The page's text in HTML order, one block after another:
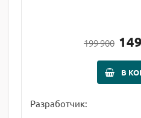
199 900
В
Разработчик: